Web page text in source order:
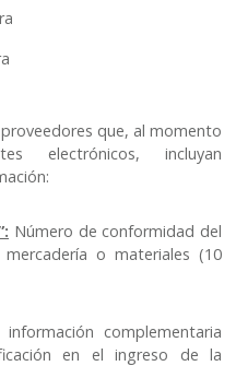
que, al momento
electrónicos, incluyan
Número de conformidad del
o materiales (10
información complementaria
en el ingreso de la